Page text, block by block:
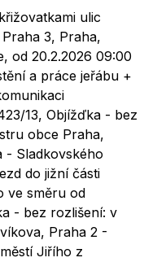
ulic
3, Praha,
od 20.2.2026 09:00
a práce jeřábu +
13, Objížďka - bez
obce Praha,
- Sladkovského
do jižní části
ve směru od
- bez rozlišení: v
Praha 2 -
Jiřího z